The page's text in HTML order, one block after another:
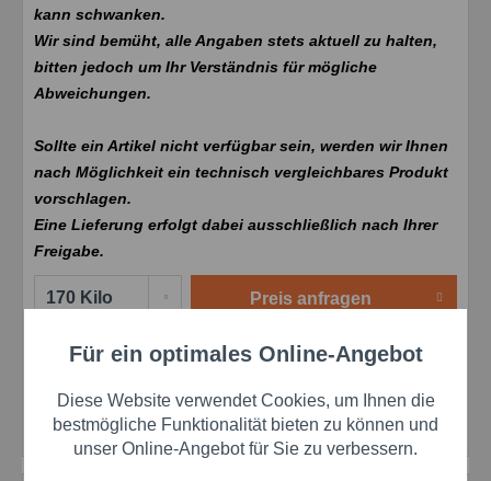
kann schwanken.
Wir sind bemüht, alle Angaben stets aktuell zu halten,
bitten jedoch um Ihr Verständnis für mögliche
Abweichungen.
Sollte ein Artikel nicht verfügbar sein, werden wir Ihnen
nach Möglichkeit ein technisch vergleichbares Produkt
vorschlagen.
Eine Lieferung erfolgt dabei ausschließlich nach Ihrer
Freigabe.
Preis anfragen
Preis anfragen
Merken Bewerten
Artikel-Nr.:
a01722080
Herstellernr.:
1722080
Funktionale Aktiv
Marketing Aktiv
Für ein optimales Online-Angebot
Diese Website verwendet Cookies, um Ihnen die
bestmögliche Funktionalität bieten zu können und
unser Online-Angebot für Sie zu verbessern.